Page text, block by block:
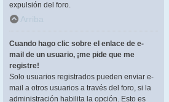
expulsión del foro.
Arriba
Cuando hago clic sobre el enlace de e-
mail de un usuario, ¡me pide que me
registre!
Solo usuarios registrados pueden enviar e-
mail a otros usuarios a través del foro, si la
administración habilita la opción. Esto es